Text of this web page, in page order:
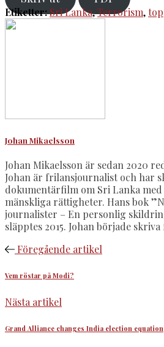
Etiketter:Sri Lanka,Terrorism,top
Johan Mikaelsson
Johan Mikaelsson är sedan 2020
Johan är frilansjournalist och har
dokumentärfilm om Sri Lanka
mänskliga rättigheter. Hans bok
journalister – En personlig
släpptes 2015. Johan började skriva
Föregående artikel
Vem röstar på Modi?
Nästa artikel
Grand Alliance changes India election equation